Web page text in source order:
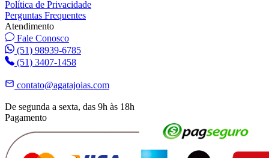
Política de Privacidade
Perguntas Frequentes
Atendimento
Fale Conosco
(51) 98939-6785
(51) 3407-1458
contato@agatajoias.com
De segunda a sexta, das 9h às 18h
Pagamento